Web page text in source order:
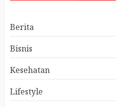
Berita
Bisnis
Kesehatan
Lifestyle